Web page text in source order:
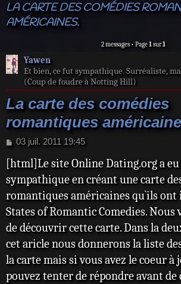
LA CARTE DES COMÉDIES
AMÉRICAINES.
2 messages • Page1sur1
Yawen
Et bien, ce fut sympathique. Surréaliste,
(Coup de foudre à Notting Hill)
La carte des comédies
romantiques
M
s
a
g
03 juil. 2011 19:45
[html]Le site Online Dating.org a
sympathique en créant une carte
romantiques américaines qu`ils
States of Romantic Comedies. Nous
de découvrir cette carte. Dans la
cet aricle nous donnerons la liste
la carte mais si vous avez le coeur à
pouvez tenter de répondre avant